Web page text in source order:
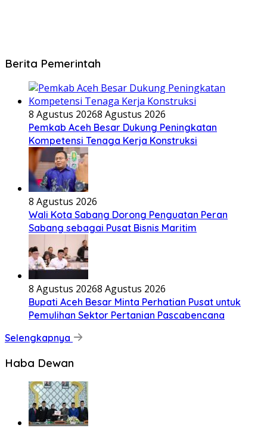
Berita Pemerintah
8 Agustus 20268 Agustus 2026
Pemkab Aceh Besar Dukung Peningkatan
Kompetensi Tenaga Kerja Konstruksi
8 Agustus 2026
Wali Kota Sabang Dorong Penguatan Peran
Sabang sebagai Pusat Bisnis Maritim
8 Agustus 20268 Agustus 2026
Bupati Aceh Besar Minta Perhatian Pusat untuk
Pemulihan Sektor Pertanian Pascabencana
Selengkapnya
Haba Dewan